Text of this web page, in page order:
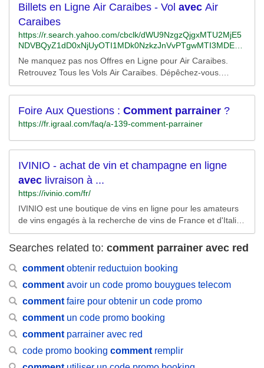
QIWbMMJ6_ZdwKl7BmQITVUCUz6j-
PMHQ53iD3Pc4I_Bn8TndyTwXrHKFMC4yoMz25tRqKNHVh
74GMSdPLR4ni7bx7MamcXJ68YVXafvIhFneH7YkDNsMH9y
CETLV52EqVqkUMyEWQGpIE8qDlaLhh54WVNft6Gx_UCRk
CK6aB87hcn%26u%3daHR0cHMlM2ElMmYlMmZvZmZyZX
MubGFtZWlsbGV1cmVib3hpbnRlcm5ldC5pbyUyZiUyZiUzZn
Rjb250ZXh0JTNkT2ZmcmUlMjUyMEludGVybmV0JTI1MjBG
aWJyZSUyNnV0bV9zb3VyY2UlM2RiaW5nJTI2Q2FtcGFpZ2
A0NjYlMjZPcmRlckl0ZW1JZCUzZDcxNDAwMjM3MjQ3NDkw
JTI2TWF0Y2hUeXBlJTNkYiUyNkJpZE1hdGNoVHlwZSUzZG
9yayUzZHMlMjZEZXZpY2UlM2RjJTI2bXNjbGtpZCUzZGQxY
tX21lZGl1bSUzZHNlYXJjaA%26rlid%3dd1a012f0f91c1b7150
b670af32bde1a3/RK=2/RS=zb5EepEUlX8mvpIHZuoFO8dkV
oM-
Billets en Ligne Air Caraibes - Vol avec Air
Caraibes
https://r.search.yahoo.com/cbclk/dWU9NzgzQjgxMTU2MjE5
NDVBQyZ1dD0xNjUyOTI1MDk0NzkzJnVvPTgwMTI3MDE5N
zk0MzIyJmx0PTImcz0yJmVzPUtGaURhZG9HUFNfN1ZhMTl
OR2I0THdjaVQ3MnFCRU1RQnZPSHRfdmFkb0ROZTJpSA-
-/RV=2/RE=1652953895/RO=10/RU=https%3a%2f%2fwww.b
ing.com%2faclick%3fld%3de8BaNXmZtgwKeL7Pj11ljXGjVUC
UzcW8lzrUYbjXeLbQK_b6pQeUwmQwvVJigtuqKt7uaMtC9K
gTAHUVkx50yH0EU7yl29M9T31qgiWBnQWDA9phwM_EL3r
1T_fnxd8Q27Qg97oW1-
HoDTMSYMIVmnF5j5U4IAAkukc8bMMA4L1RXCuWS4%26u
%3daHR0cHMlM2ElMmYlMmZ3d3cub3BvZG8uZnIlMmZ2b2
wlMmZjb21wYWduaWUtYWVyaWVubmUlMmYlM2Zta3Rwb3
J0YWwlM2RiaW5nJTI2dXRtX2lkJTNkYmlfY21wLTM2Nzc1O
Dk4M19hZGctMTI4MjAzMDkxMzk2ODYyOF9hZC04MDEyN
zAxOTc5NDMyMl9rd2QtODAxMjcxMzY0OTc4MDUlM2Fsb2
MtMTI4M19kZXYtY19leHQtX2xvY3BoeS0xMjYxMDFfbXR5c
GUtZV9udHctcyUyNnV0bV90ZXJtJTNkODAxMjcxMzY0OTc4
MDUlMjZ1dG1fY29udGVudCUzZDEyODIwMzA5MTM5Njg2
MjglMjZtc2Nsa2lkJTNkOTY5MWRjMTI1MDk3MWE1MjFkOD
FiZTk3ZjIzMDVkMjglMjZ1dG1fc291cmNlJTNkYmluZyUyNnV
0bV9tZWRpdW0lM2RjcGMlMjZ1dG1fY2FtcGFpZ24lM2RCL
6rlid%3d9691dc1250971a521d81be97f2305d28/RK=2/RS=
Ne manquez pas nos Offres en Ligne pour Air Caraibes.
Retrouvez Tous les Vols Air Caraibes. Dépêchez-vous.
Offres Limitées.Prix le plus bas garanti · Promos
Multidestinations
Foire Aux Questions : Comment parrainer ?
https://fr.igraal.com/faq/a-139-comment-parrainer
IVINIO - achat de vin et champagne en ligne
avec livraison à ...
https://ivinio.com/fr/
IVINIO est une boutique de vins en ligne pour les amateurs
de vins engagés à la recherche de vins de France et d'Italie,
de la plus haute qualité au meilleur prix.
Searches related to: comment parrainer avec red
comment obtenir reductuion booking
comment avoir un code promo bouygues telecom
comment faire pour obtenir un code promo
comment un code promo booking
comment parrainer avec red
code promo booking comment remplir